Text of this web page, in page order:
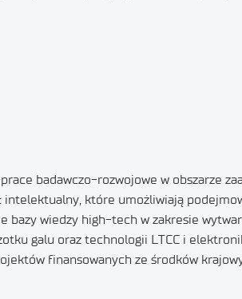
badawczo-rozwojowe w obszarze
które umożliwiają
wiedzy high-tech w zakresie
galu oraz technologii LTCC i
finansowanych ze środków